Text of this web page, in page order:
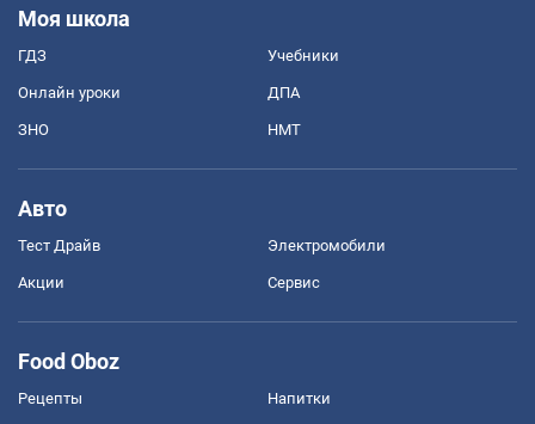
Моя школа
ГДЗ Учебники
Онлайн уроки ДПА
ЗНО НМТ
Авто
Тест Драйв Электромобили
Акции Сервис
Food Oboz
Рецепты Напитки